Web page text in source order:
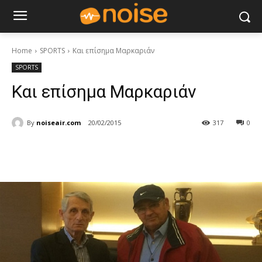
Home SPORTS Και επίσημα Μαρκαριάν
SPORTS
Και επίσημα Μαρκαριάν
By noiseair.com 20/02/2015 0
317